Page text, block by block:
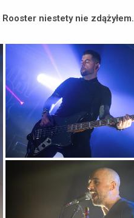
niestety nie zdążyłem.